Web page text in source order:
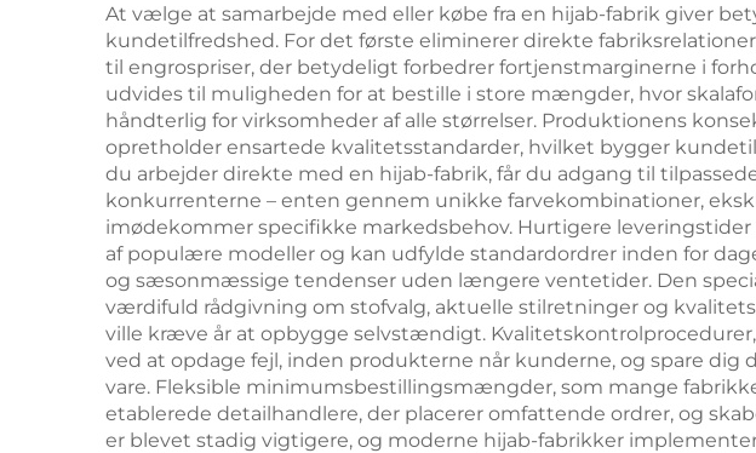
At vælge at samarbejde med eller købe fra en hijab-fabrik giver
kundetilfredshed. For det første eliminerer direkte
til engrospriser, der betydeligt forbedrer fortjenstmarginerne i
udvides til muligheden for at bestille i store mængder, hvor
håndterlig for virksomheder af alle størrelser. Produktionens
opretholder ensartede kvalitetsstandarder, hvilket bygger
du arbejder direkte med en hijab-fabrik, får du adgang til
konkurrenterne – enten gennem unikke farvekombinationer,
imødekommer specifikke markedsbehov. Hurtigere
af populære modeller og kan udfylde standardordrer inden for
og sæsonmæssige tendenser uden længere ventetider. Den
værdifuld rådgivning om stofvalg, aktuelle stilretninger og
ville kræve år at opbygge selvstændigt.
ved at opdage fejl, inden produkterne når kunderne, og spare
vare. Fleksible minimumsbestillingsmængder, som mange
etablerede detailhandlere, der placerer omfattende ordrer, og
er blevet stadig vigtigere, og moderne hijab-fabrikker